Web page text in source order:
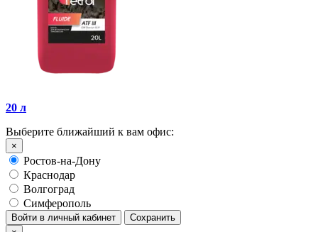
20 л
Выберите ближайший к вам офис:
×
Ростов-на-Дону
Краснодар
Волгоград
Симферополь
Войти в личный кабинет
Сохранить